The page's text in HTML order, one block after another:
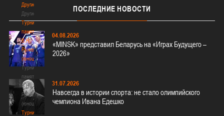
Другие
Другие
Турнир
памяти
В.Н.
Рыженкова
(юноши)
Турнир
памяти
В.Н.
Рыженкова
(юноши)
Турнир
ПОСЛЕДНИЕ НОВОСТИ
04.08.2026
«MINSK» представил Беларусь на «Играх Будущего –
2026»
31.07.2026
Навсегда в истории спорта: не стало олимпийского
чемпиона Ивана Едешко